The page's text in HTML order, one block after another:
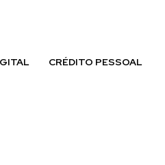
CRÉDITO PESSOAL